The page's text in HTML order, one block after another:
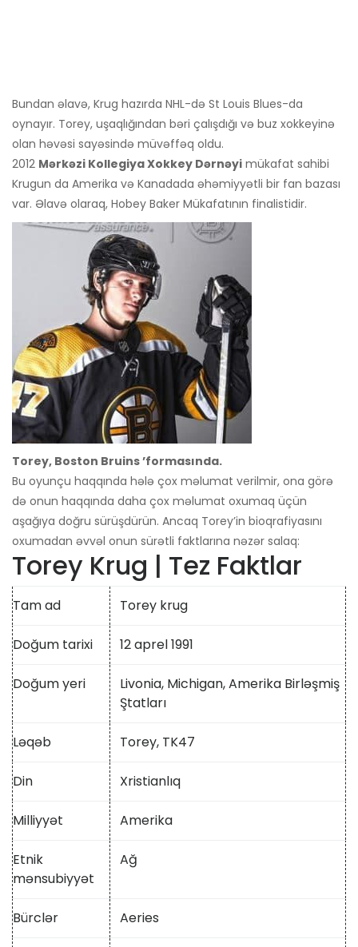
Bundan əlavə, Krug hazırda NHL-də St Louis Blues-da
oynayır. Torey, uşaqlığından bəri çalışdığı və buz xokkeyinə
olan həvəsi sayəsində müvəffəq oldu.
2012 Mərkəzi Kollegiya Xokkey Dərnəyi mükafat sahibi
Krugun da Amerika və Kanadada əhəmiyyətli bir fan bazası
var. Əlavə olaraq, Hobey Baker Mükafatının finalistidir.
Torey, Boston Bruins ’formasında.
Bu oyunçu haqqında hələ çox məlumat verilmir, ona görə
də onun haqqında daha çox məlumat oxumaq üçün
aşağıya doğru sürüşdürün. Ancaq Torey’in bioqrafiyasını
oxumadan əvvəl onun sürətli faktlarına nəzər salaq:
Torey Krug | Tez Faktlar
Tam ad Torey krug
Doğum tarixi 12 aprel 1991
Doğum yeri
Livonia, Michigan, Amerika Birləşmiş
Ştatları
Ləqəb Torey, TK47
Din Xristianlıq
Milliyyət Amerika
Etnik
mənsubiyyət
Ağ
Bürclər Aeries